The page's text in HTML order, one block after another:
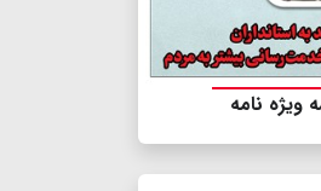
ویژه نامه